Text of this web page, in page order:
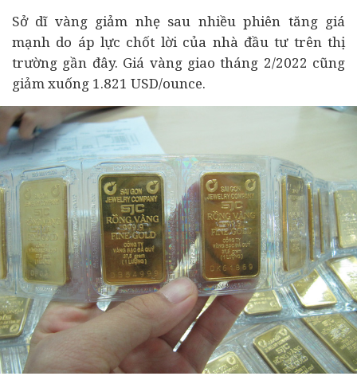
Sở dĩ vàng giảm nhẹ sau nhiều phiên tăng giá
mạnh do áp lực chốt lời của nhà đầu tưtrên thị
trường gần đây. Giá vàng giao tháng 2/2022 cũng
giảm xuống 1.821 USD/ounce.